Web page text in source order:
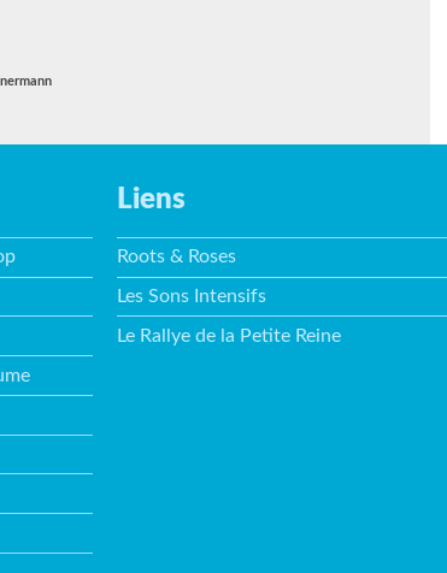
Liens
Roots & Roses
Les Sons Intensifs
Le Rallye de la Petite Reine